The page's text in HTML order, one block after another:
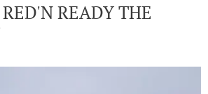
READY THE